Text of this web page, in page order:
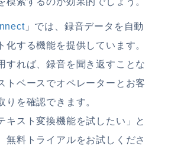
」では、録音データを自動
化する機能を提供しています。
すれば、録音を聞き返すことな
トベースでオペレーターとお客
りを確認できます。
キスト変換機能を試したい」と
無料トライアルをお試しくださ